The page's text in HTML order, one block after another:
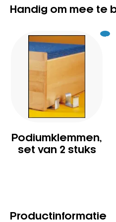
Handig om mee te
Podiumklemmen,
set van 2 stuks
Excl.
Productinformatie